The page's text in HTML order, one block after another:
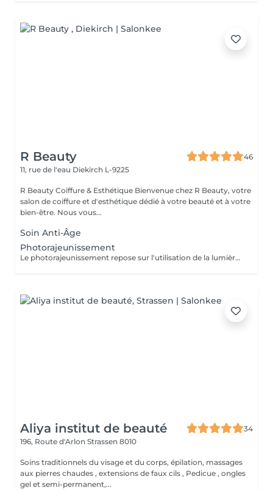
R Beauty
46
11, rue de l'eau Diekirch L-9225
R Beauty Coiffure & Esthétique Bienvenue chez R Beauty, votre
salon de coiffure et d'esthétique dédié à votre beauté et à votre
bien-être. Nous vous...
Soin Anti-Âge
Photorajeunissement
Le photorajeunissement repose sur l'utilisation de la lumière pulsée pour stimuler la production de collagène et raviver l'éclat du teint. Il atténue les taches, les rougeurs et les irrégularités de la peau tout en améliorant sa texture.
Aliya institut de beauté
34
196, Route d'Arlon Strassen 8010
Soins traditionnels du visage et du corps, épilation, massages
aux pierres chaudes , extensions de faux cils , Pedicue , ongles
gel et semi-permanent,...